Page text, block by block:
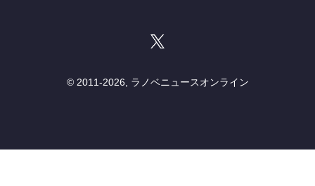
© 2011-2026, ラノベニュースオンライン